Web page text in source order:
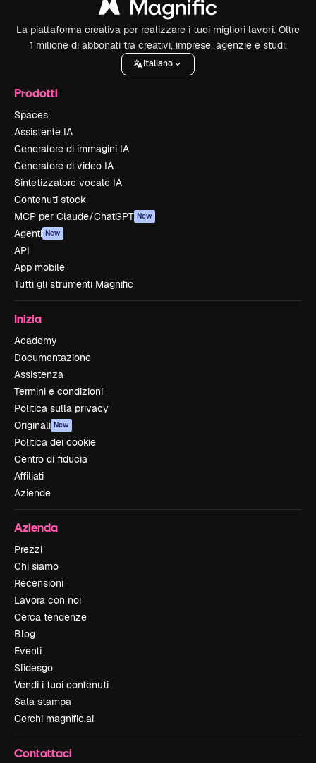
La piattaforma creativa per realizzare i tuoi migliori lavori. Oltre
1 milione di abbonati tra creativi, imprese, agenzie e studi.
Italiano
Prodotti
Spaces
Assistente IA
Generatore di immagini IA
Generatore di video IA
Sintetizzatore vocale IA
Contenuti stock
MCP per Claude/ChatGPT New
Agenti New
API
App mobile
Tutti gli strumenti Magnific
Inizia
Academy
Documentazione
Assistenza
Termini e condizioni
Politica sulla privacy
Originali New
Politica dei cookie
Centro di fiducia
Affiliati
Aziende
Azienda
Prezzi
Chi siamo
Recensioni
Lavora con noi
Cerca tendenze
Blog
Eventi
Slidesgo
Vendi i tuoi contenuti
Sala stampa
Cerchi magnific.ai
Contattaci